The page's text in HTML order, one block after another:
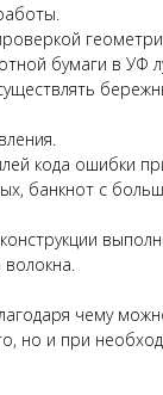
бумаги в УФ
кода ошибки
банкнот с
чему
но и при